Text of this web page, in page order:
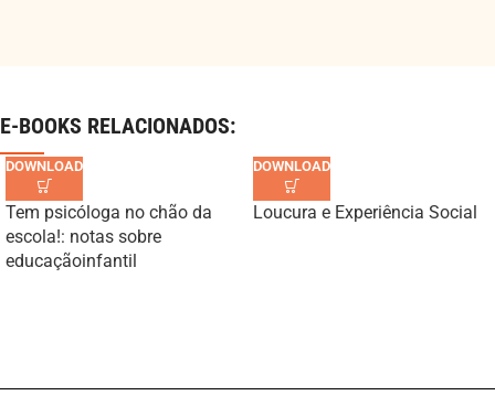
E-BOOKS RELACIONADOS:
Tem psicóloga no chão da
escola!: notas sobre
educaçãoinfantil
Loucura e Experiência Social